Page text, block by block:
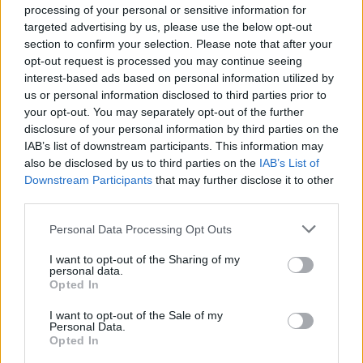
processing of your personal or sensitive information for
targeted advertising by us, please use the below opt-out
section to confirm your selection. Please note that after your
opt-out request is processed you may continue seeing
interest-based ads based on personal information utilized by
us or personal information disclosed to third parties prior to
your opt-out. You may separately opt-out of the further
disclosure of your personal information by third parties on the
IAB’s list of downstream participants. This information may
also be disclosed by us to third parties on the IAB’s List of
Downstream Participants that may further disclose it to other
Please note that this website/app uses one or more Google
not limited to your visit or usage behaviour. You may click to
grant or deny consent to Google and its third-party tags to
use your data for below specified purposes in below Google
consent section.
Personal Data Processing Opt Outs
I want to opt-out of the Sharing of my
personal data.
Opted In
I want to opt-out of the Sale of my
Personal Data.
Opted In
εργασιών του κλάδου παροχής ηλεκτρικού
ρεύματος, φυσικού αερίου και νερού στη
χώρα. Από τα τέλη του 2000 λειτουργεί ως
ανώνυμη εταιρεία και είναι εισηγμένη στα
χρηματιστήριαΑθηνώνκαιΛονδίνου. Διατηρεί το
72,58%, σύμφωνα με στοιχεία τουΔΕΔΔΗΕ, του
μεριδίου της αγοράς.
ΑΣΕΠ: Πιστοποίηση Αγγλικών σε
μόνο 2 ημέρες στα χέρια σας